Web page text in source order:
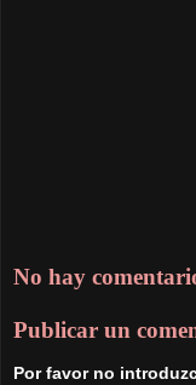
No hay
Publicar un
Por favor no